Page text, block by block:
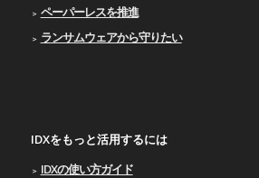
ペーパーレスを推進
ランサムウェアから守りたい
IDXをもっと活用するには
IDXの使い⽅ガイド